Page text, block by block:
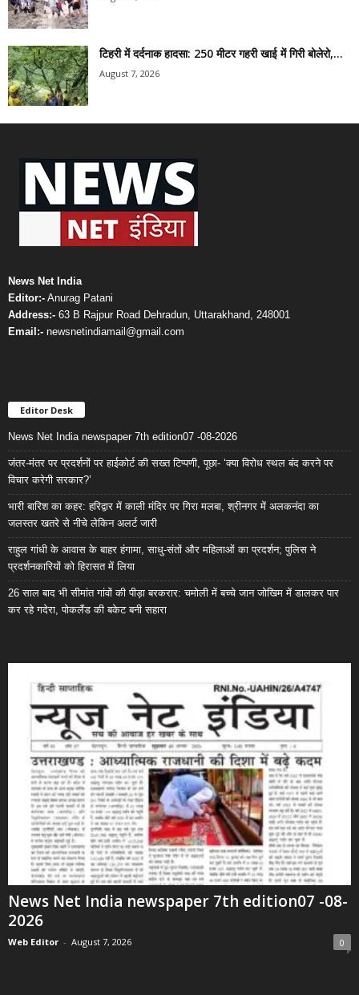
टिहरी में दर्दनाक हादसा: 250 मीटर गहरी खाई में गिरी बोलेरो,...
August 7, 2026
News Net India
Editor:- Anurag Patani
Address:- 63 B Rajpur Road Dehradun, Uttarakhand, 248001
Email:- newsnetindiamail@gmail.com
Editor Desk
News Net India newspaper 7th edition07 -08-2026
जंतर-मंतर पर प्रदर्शनों पर हाईकोर्ट की सख्त टिप्पणी, पूछा- ‘क्या विरोध स्थल बंद करने पर
विचार करेगी सरकार?’
भारी बारिश का कहर: हरिद्वार में काली मंदिर पर गिरा मलबा, श्रीनगर में अलकनंदा का
जलस्तर खतरे से नीचे लेकिन अलर्ट जारी
राहुल गांधी के आवास के बाहर हंगामा, साधु-संतों और महिलाओं का प्रदर्शन; पुलिस ने
प्रदर्शनकारियों को हिरासत में लिया
26 साल बाद भी सीमांत गांवों की पीड़ा बरकरार: चमोली में बच्चे जान जोखिम में डालकर पार
कर रहे गदेरा, पोकलैंड की बकेट बनी सहारा
News Net India newspaper 7th edition07 -08-
2026
Web Editor - August 7, 2026 0